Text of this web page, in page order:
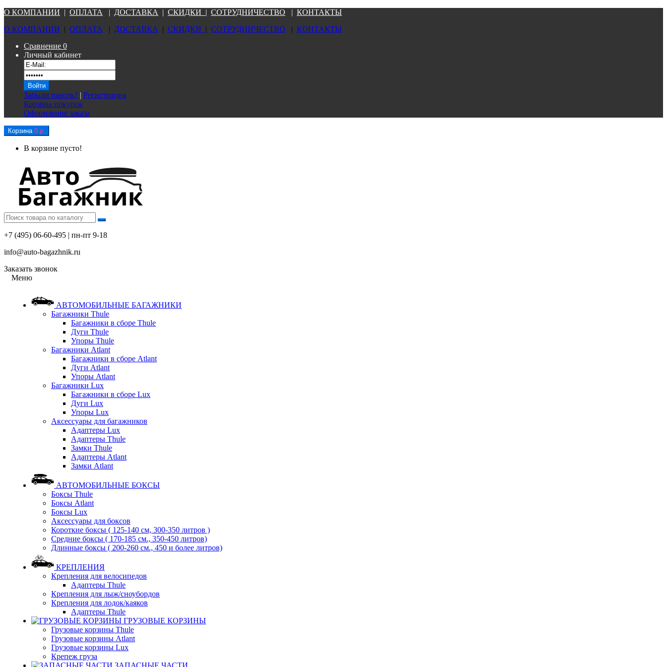
О КОМПАНИИ | ОПЛАТА | ДОСТАВКА | СКИДКИ | СОТРУДНИЧЕСТВО | КОНТАКТЫ
О КОМПАНИИ | ОПЛАТА | ДОСТАВКА | СКИДКИ | СОТРУДНИЧЕСТВО | КОНТАКТЫ
Сравнение 0
Личный кабинет
Забыли пароль? | Регистрация
Корзина покупок
Оформление заказа
Корзина 0 р.
В корзине пусто!
+7 (495) 06-60-495 | пн-пт 9-18
info@auto-bagazhnik.ru
Заказать звонок
Меню
АВТОМОБИЛЬНЫЕ БАГАЖНИКИ
Багажники Thule
Багажники в сборе Thule
Дуги Thule
Упоры Thule
Багажники Atlant
Багажники в сборе Atlant
Дуги Atlant
Упоры Atlant
Багажники Lux
Багажники в сборе Lux
Дуги Lux
Упоры Lux
Аксессуары для багажников
Адаптеры Lux
Адаптеры Thule
Замки Thule
Адаптеры Atlant
Замки Atlant
АВТОМОБИЛЬНЫЕ БОКСЫ
Боксы Thule
Боксы Atlant
Боксы Lux
Аксессуары для боксов
Короткие боксы ( 125-140 см, 300-350 литров )
Средние боксы ( 170-185 см., 350-450 литров)
Длинные боксы ( 200-260 см., 450 и более литров)
КРЕПЛЕНИЯ
Крепления для велосипедов
Адаптеры Thule
Крепления для лыж/сноубордов
Крепления для лодок/каяков
Адаптеры Thule
ГРУЗОВЫЕ КОРЗИНЫ
Грузовые корзины Thule
Грузовые корзины Atlant
Грузовые корзины Lux
Крепеж груза
ЗАПАСНЫЕ ЧАСТИ